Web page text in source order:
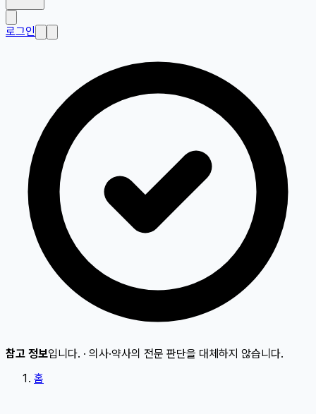
로그인
참고 정보입니다. · 의사·약사의 전문 판단을 대체하지 않습니다.
홈